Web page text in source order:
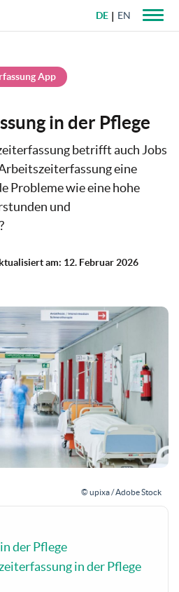
DE EN
App
in der Pflege
betrifft auch Jobs
eine
Probleme wie eine hohe
und
am: 12. Februar 2026
© upixa / Adobe Stock
der Pflege
in der Pflege